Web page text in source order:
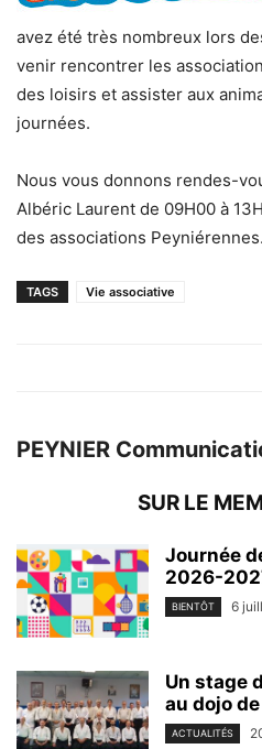
avez été très nombreux lors
venir rencontrer les
des loisirs et assister aux
journées.
Nous vous donnons rendes-
Albéric Laurent de 09H00 à
des associations Peyniérennes.
TAGS Vie associative
PEYNIER
SUR LE
Journée
2026-
BIENTÔT 6
Un stage
au dojo
ACTUALITÉS